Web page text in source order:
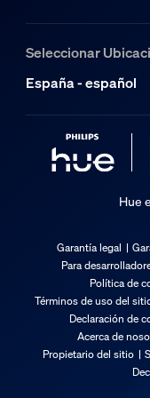
Voltaje de entrada
Longitud
10.000 mm
Varios
Producto con
8721103088512
Peso neto
Seleccionar
España - español
Hue
Garantía legal
Para
Política de
Términos de uso del
Declaración de
Acerca de
Propietario del sitio